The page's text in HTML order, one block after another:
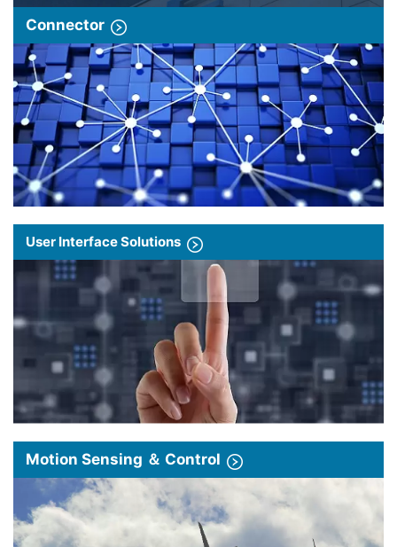
Connector
User Interface Solutions
Motion Sensing ＆ Control